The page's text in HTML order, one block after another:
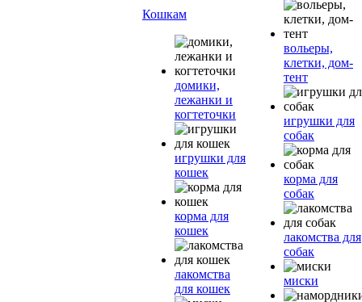
Кошкам
домики,
лежанки и
когтеточки
игрушки для
кошек
корма для
кошек
лакомства
для кошек
вольеры,
клетки, дом-
тент
игрушки для
собак
корма для
собак
лакомства для
собак
миски